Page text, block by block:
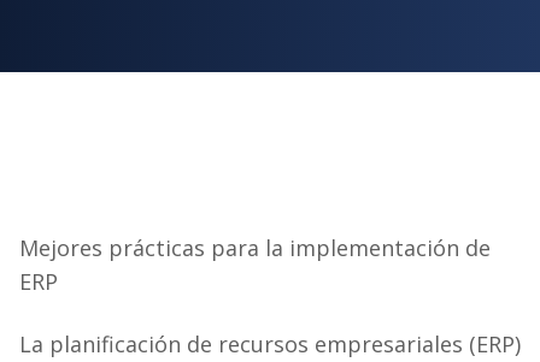
Mejores prácticas para la implementación de
ERP
La planificación de recursos empresariales (ERP)